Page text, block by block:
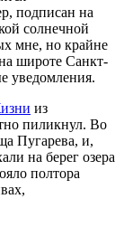
подписан на
солнечной
мне, но крайне
широте Санкт-
уведомления.
из
пиликнул. Во
Пугарева, и,
на берег озера
полтора